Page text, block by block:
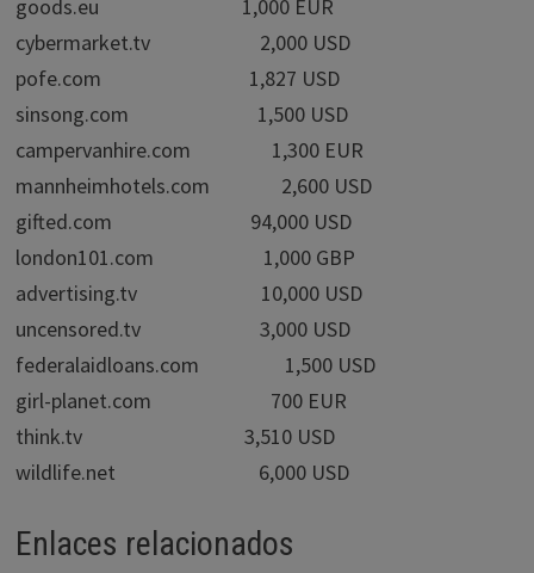
goods.eu 1,000 EUR
cybermarket.tv 2,000 USD
pofe.com 1,827 USD
sinsong.com 1,500 USD
campervanhire.com 1,300 EUR
mannheimhotels.com 2,600 USD
gifted.com 94,000 USD
london101.com 1,000 GBP
advertising.tv 10,000 USD
uncensored.tv 3,000 USD
federalaidloans.com 1,500 USD
girl-planet.com 700 EUR
think.tv 3,510 USD
wildlife.net 6,000 USD
Enlaces relacionados